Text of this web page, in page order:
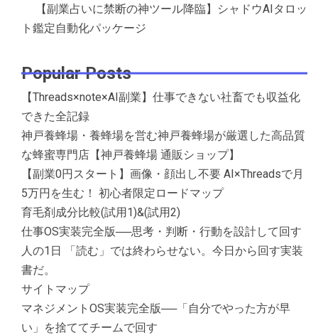
【副業占いに禁断の神ツール降臨】シャドウAIタロッ
ト鑑定自動化パッケージ
Popular Posts
【Threads×note×AI副業】仕事できない社畜でも収益化
できた全記録
神戸養蜂場・養蜂場を営む神戸養蜂場が厳選した高品質
な蜂蜜専門店【神戸養蜂場 通販ショップ】
【副業0円スタート】画像・顔出し不要 AI×Threadsで月
5万円を生む！ 初心者限定ロードマップ
育毛剤成分比較(試用1)&(試用2)
仕事OS実装完全版──思考・判断・行動を設計して回す
人の1日 「読む」では終わらせない。今日から回す実装
書だ。
サイトマップ
マネジメントOS実装完全版──「自分でやった方が早
い」を捨ててチームで回す